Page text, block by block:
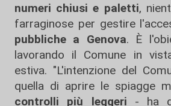
numeri chiusi e paletti,
farraginose per gestire
pubbliche a Genova. È
lavorando il Comune in
estiva. "L'intenzione del
quella di aprire le spiagge
controlli più leggeri - ha